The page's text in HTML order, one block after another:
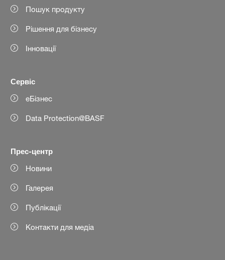
Пошук продукту
Рішення для бізнесу
Інновації
Сервіс
еБізнес
Data Protection@BASF
Прес-центр
Новини
Галерея
Публікації
Контакти для медіа